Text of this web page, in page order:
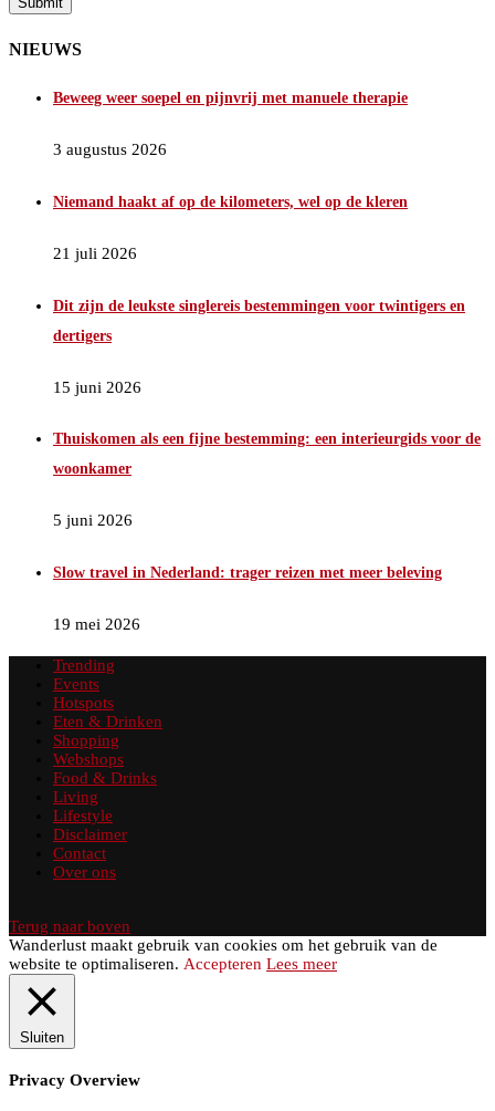
NIEUWS
Beweeg weer soepel en pijnvrij met manuele therapie
3 augustus 2026
Niemand haakt af op de kilometers, wel op de kleren
21 juli 2026
Dit zijn de leukste singlereis bestemmingen voor twintigers en
dertigers
15 juni 2026
Thuiskomen als een fijne bestemming: een interieurgids voor de
woonkamer
5 juni 2026
Slow travel in Nederland: trager reizen met meer beleving
19 mei 2026
Trending
Events
Hotspots
Eten & Drinken
Shopping
Webshops
Food & Drinks
Living
Lifestyle
Disclaimer
Contact
Over ons
Terug naar boven
Wanderlust maakt gebruik van cookies om het gebruik van de
website te optimaliseren. Accepteren Lees meer
Sluiten
Privacy Overview